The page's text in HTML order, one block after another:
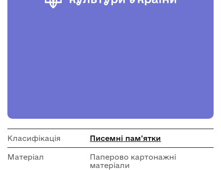
Класифікація Писемні пам'ятки
Матеріал
Паперово картонажні
матеріали